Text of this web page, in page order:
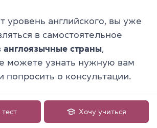
уровень английского, вы уже
в самостоятельное
англоязычные страны,
можете узнать нужную вам
о консультации.
с Intermediateмогут
, где нужно общаться с
английском. В то же время вам
Хочу учиться